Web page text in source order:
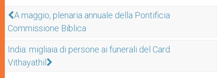
A maggio, plenaria annuale della Pontificia
Commissione Biblica
India: migliaia di persone ai funerali del Card.
Vithayathil